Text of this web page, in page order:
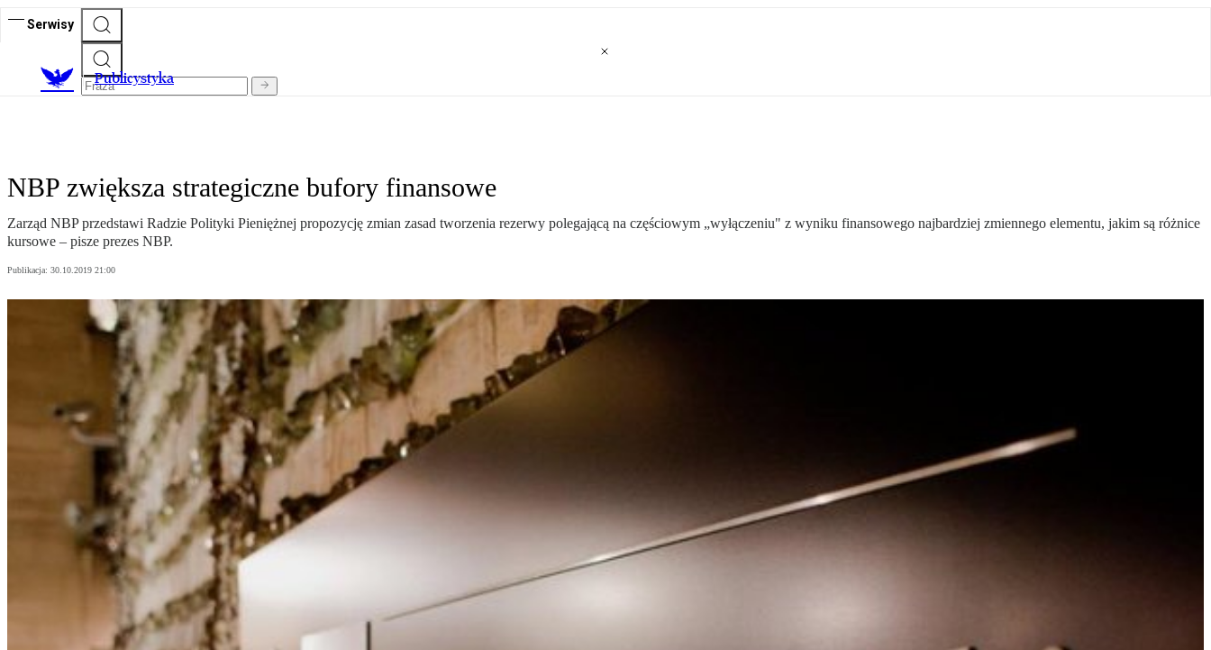
Serwisy
Publicystyka
NBP zwiększa strategiczne bufory finansowe
Zarząd NBP przedstawi Radzie Polityki Pieniężnej propozycję zmian zasad tworzenia rezerwy polegającą na częściowym „wyłączeniu" z wyniku finansowego najbardziej zmiennego elementu, jakim są różnice
kursowe – pisze prezes NBP.
Publikacja: 30.10.2019 21:00